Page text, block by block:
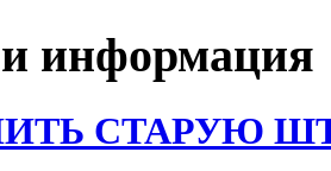
информация
СТАРУЮ